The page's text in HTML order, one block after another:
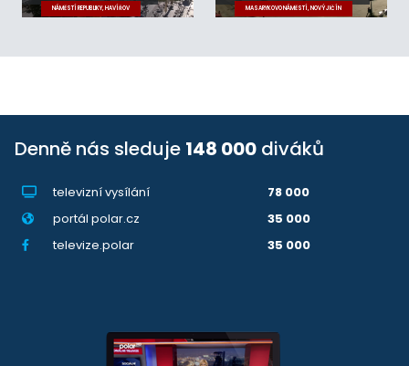
NÁMĚSTÍ REPUBLIKY, HAVÍŘOV MASARYKOVO NÁMĚSTÍ, NOVÝ JIČÍN
Denně nás sleduje 148 000 diváků
televizní vysílání
78 000
portál polar.cz
35 000
televize.polar
35 000